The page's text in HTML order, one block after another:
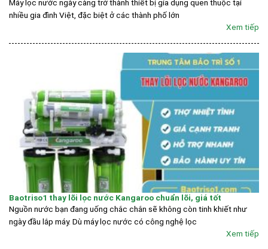
Máy lọc nước ngày càng trở thành thiết bị gia dụng quen thuộc tại
nhiều gia đình Việt, đặc biệt ở các thành phố lớn
Xem tiếp
Baotriso1 thay lõi lọc nước Kangaroo chuẩn lõi, giá tốt
Nguồn nước bạn đang uống chắc chắn sẽ không còn tinh khiết như
ngày đầu lắp máy. Dù máy lọc nước có công nghệ lọc
Xem tiếp